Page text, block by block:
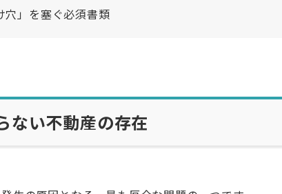
穴」を塞ぐ必須書類
ない不動産の存在